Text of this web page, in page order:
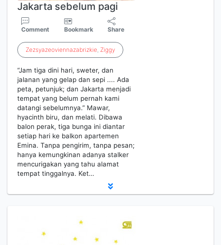
Jakarta sebelum pagi
Comment Bookmark Share
Zezsyazeoviennazabrizkie, Ziggy
“Jam tiga dini hari, sweter, dan
jalanan yang gelap dan sepi .... Ada
peta, petunjuk; dan Jakarta menjadi
tempat yang belum pernah kami
datangi sebelumnya.” Mawar,
hyacinth biru, dan melati. Dibawa
balon perak, tiga bunga ini diantar
setiap hari ke balkon apartemen
Emina. Tanpa pengirim, tanpa pesan;
hanya kemungkinan adanya stalker
mencurigakan yang tahu alamat
tempat tinggalnya. Ket…